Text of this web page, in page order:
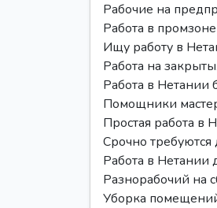
Рабочие на
Работа в
Ищу работу в
Работа на
Работа в Нетании
Помощники
Простая работа в
Срочно
Работа в Нетании
Разнорабочий на
Уборка